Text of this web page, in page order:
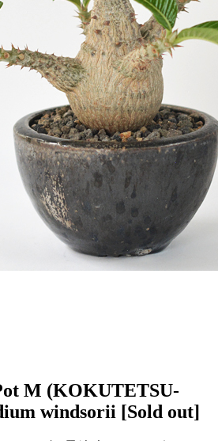
M (KOKUTETSU-
windsorii [Sold out]